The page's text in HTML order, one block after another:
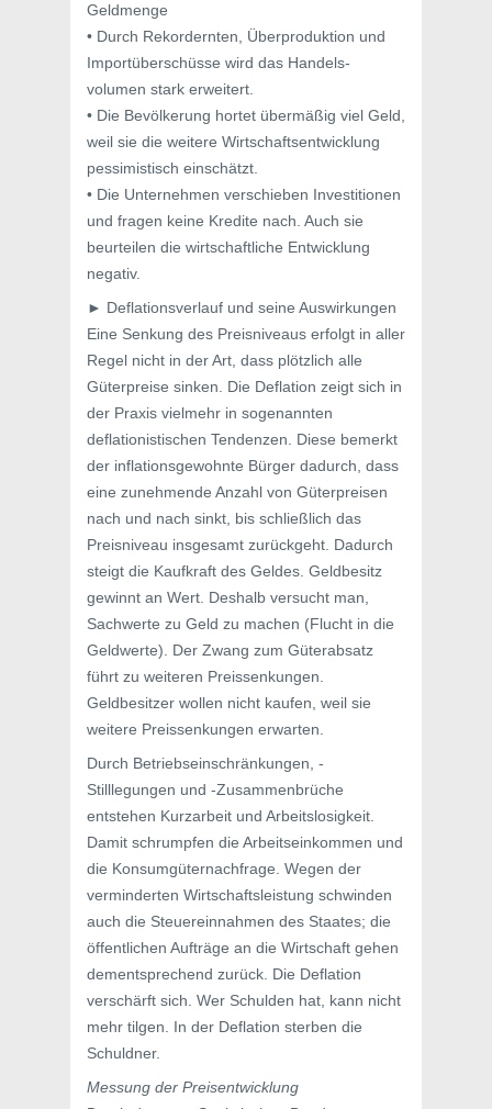
Geldmenge
• Durch Rekordernten, Überproduktion und
Importüberschüsse wird das Handels-
volumen stark erweitert.
• Die Bevölkerung hortet übermäßig viel Geld,
weil sie die weitere Wirtschaftsentwicklung
pessimistisch einschätzt.
• Die Unternehmen verschieben Investitionen
und fragen keine Kredite nach. Auch sie
beurteilen die wirtschaftliche Entwicklung
negativ.
► Deflationsverlauf und seine Auswirkungen
Eine Senkung des Preisniveaus erfolgt in aller
Regel nicht in der Art, dass plötzlich alle
Güterpreise sinken. Die Deflation zeigt sich in
der Praxis vielmehr in sogenannten
deflationistischen Tendenzen. Diese bemerkt
der inflationsgewohnte Bürger dadurch, dass
eine zunehmende Anzahl von Güterpreisen
nach und nach sinkt, bis schließlich das
Preisniveau insgesamt zurückgeht. Dadurch
steigt die Kaufkraft des Geldes. Geldbesitz
gewinnt an Wert. Deshalb versucht man,
Sachwerte zu Geld zu machen (Flucht in die
Geldwerte). Der Zwang zum Güterabsatz
führt zu weiteren Preissenkungen.
Geldbesitzer wollen nicht kaufen, weil sie
weitere Preissenkungen erwarten.
Durch Betriebseinschränkungen, -
Stilllegungen und -Zusammenbrüche
entstehen Kurzarbeit und Arbeitslosigkeit.
Damit schrumpfen die Arbeitseinkommen und
die Konsumgüternachfrage. Wegen der
verminderten Wirtschaftsleistung schwinden
auch die Steuereinnahmen des Staates; die
öffentlichen Aufträge an die Wirtschaft gehen
dementsprechend zurück. Die Deflation
verschärft sich. Wer Schulden hat, kann nicht
mehr tilgen. In der Deflation sterben die
Schuldner.
Messung der Preisentwicklung